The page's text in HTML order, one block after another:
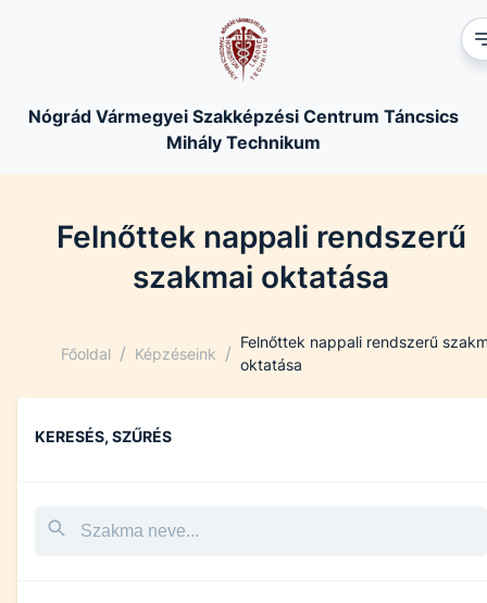
Nógrád Vármegyei Szakképzési Centrum Táncsics
Mihály Technikum
Felnőttek nappali rendszerű
szakmai oktatása
Főoldal / Képzéseink /
Felnőttek nappali rendszerű
oktatása
KERESÉS, SZŰRÉS